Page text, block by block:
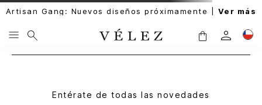
Artisan Gang: Nuevos diseños próximamente | Ver más
Entérate de todas las novedades